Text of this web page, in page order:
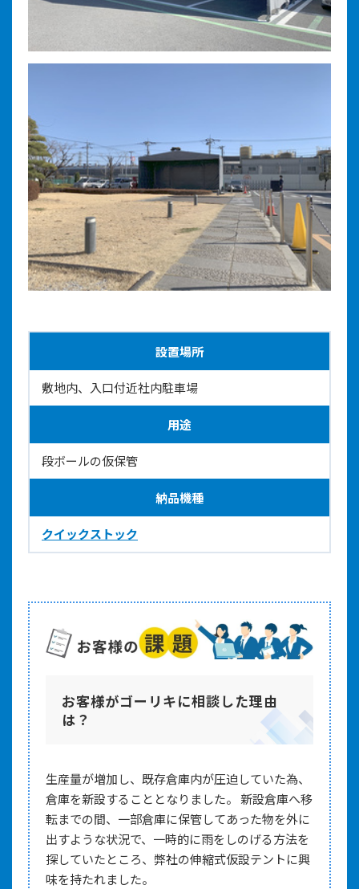
設置場所
敷地内、入口付近社内駐車場
用途
段ボールの仮保管
納品機種
クイックストック
お客様がゴーリキに相談した理由
は？
生産量が増加し、既存倉庫内が圧迫していた為、
倉庫を新設することとなりました。 新設倉庫へ移
転までの間、一部倉庫に保管してあった物を外に
出すような状況で、一時的に雨をしのげる方法を
探していたところ、弊社の伸縮式仮設テントに興
味を持たれました。